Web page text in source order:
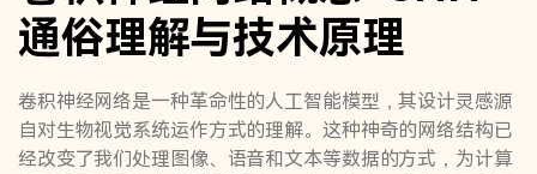
关于万兴
加入我们
帮助中心
适用人群
通俗理解与技术原理
卷积神经网络是一种革命性的人工智能模型，其设计灵感源
自对生物视觉系统运作方式的理解。这种神奇的网络结构已
经改变了我们处理图像、语音和文本等数据的方式，为计算